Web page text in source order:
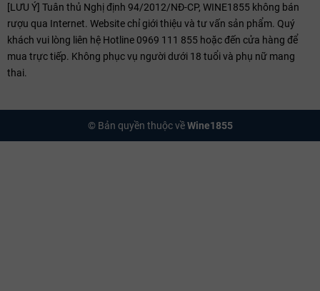
[LƯU Ý] Tuân thủ Nghị định 94/2012/NĐ-CP, WINE1855 không bán
rượu qua Internet. Website chỉ giới thiệu và tư vấn sản phẩm. Quý
khách vui lòng liên hệ Hotline 0969 111 855 hoặc đến cửa hàng để
mua trực tiếp. Không phục vụ người dưới 18 tuổi và phụ nữ mang
thai.
© Bản quyền thuộc vềWine1855